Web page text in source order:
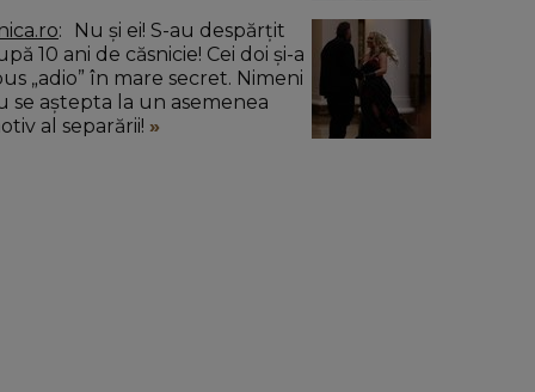
10 ani de căsnicie! Cei doi și-a
„adio” în mare secret. Nimeni
se aștepta la un asemenea
al separării!